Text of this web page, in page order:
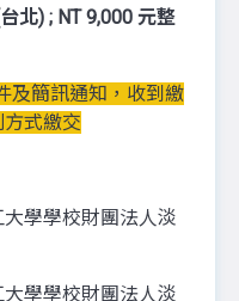
北) ; NT 9,000 元整
及簡訊通知，收到繳
式繳交
學學校財團法人淡
學學校財團法人淡